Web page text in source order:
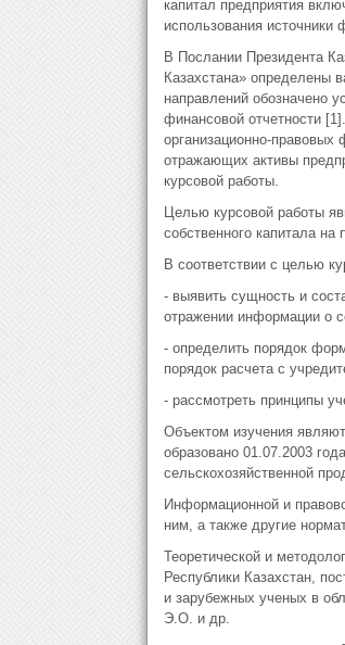
капитал предприятия
использования источники
В Послании Президента
Казахстана» определены
направлений обозначено
финансовой отчетности
организационно-
отражающих активы
курсовой работы.
Целью курсовой работы
собственного капитала
В соответствии с целью
- выявить сущность и
отражении информации о
- определить порядок
порядок расчета с
- рассмотреть принципы
Объектом изучения
образовано 01.07.2003
сельскохозяйственной
Информационной и
ним, а также другие
Теоретической и
Республики Казахстан,
и зарубежных ученых в
Э.О. и др.